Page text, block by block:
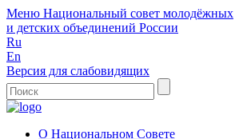
Меню Национальный совет молодёжных
и детских объединений России
Ru
En
Версия для слабовидящих
О Национальном Совете